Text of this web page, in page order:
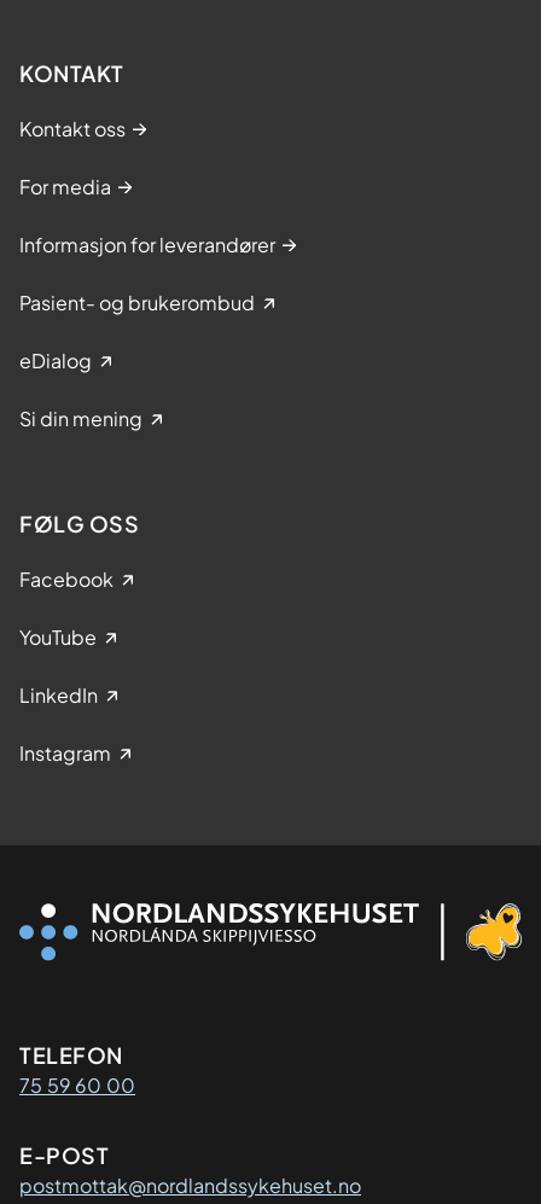
KONTAKT
Kontakt oss
For media
Informasjon for leverandører
Pasient- og brukerombud
eDialog
Si din mening
FØLG OSS
Facebook
YouTube
LinkedIn
Instagram
Kontaktinformasjon
TELEFON
75 59 60 00
E-POST
postmottak@nordlandssykehuset.no